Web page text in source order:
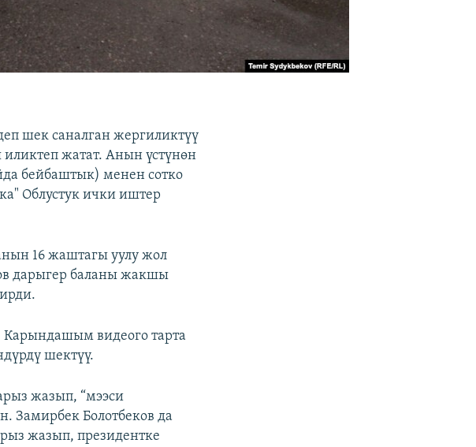
шек саналган жергиликтүү
жатат. Анын үстүнөн
бейбаштык) менен сотко
Облустук ички иштер
16 жаштагы уулу жол
дарыгер баланы жакшы
Карындашым видеого тарта
шектүү.
жазып, “мээси
Замирбек Болотбеков да
жазып, президентке